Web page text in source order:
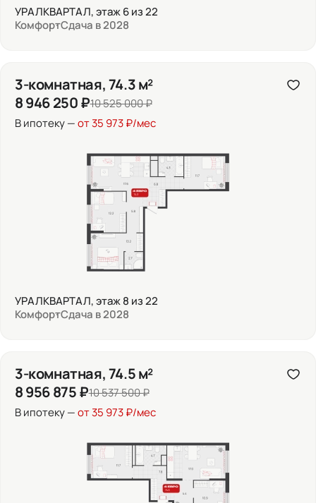
УРАЛКВАРТАЛ, этаж 6 из 22
КомфортСдача в 2028
3-комнатная, 74.3 м²
8 946 250 ₽10 525 000 ₽
В ипотеку —от 35 973 ₽/мес
УРАЛКВАРТАЛ, этаж 8 из 22
КомфортСдача в 2028
3-комнатная, 74.5 м²
8 956 875 ₽10 537 500 ₽
В ипотеку —от 35 973 ₽/мес